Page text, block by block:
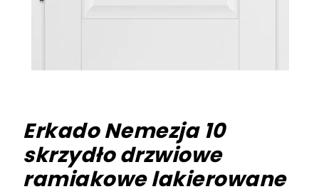
Erkado Nemezja 10
skrzydło drzwiowe
ramiakowe lakierowane